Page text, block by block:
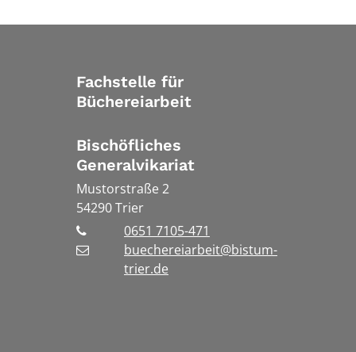
Fachstelle für
Büchereiarbeit
Bischöfliches
Generalvikariat
Mustorstraße 2
54290Trier
0651 7105-471
buechereiarbeit@bistum-
trier.de